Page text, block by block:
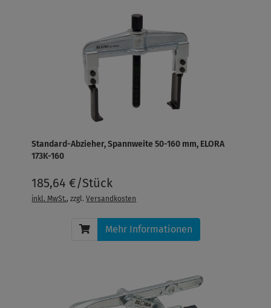
Standard-Abzieher, Spannweite 50-160 mm, ELORA
173K-160
185,64 €/Stück
inkl. MwSt., zzgl.Versandkosten
Mehr Informationen